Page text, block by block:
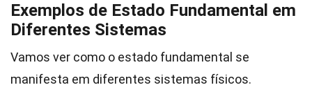
Exemplos de Estado Fundamental em
Diferentes Sistemas
Vamos ver como o estado fundamental se
manifesta em diferentes sistemas físicos.